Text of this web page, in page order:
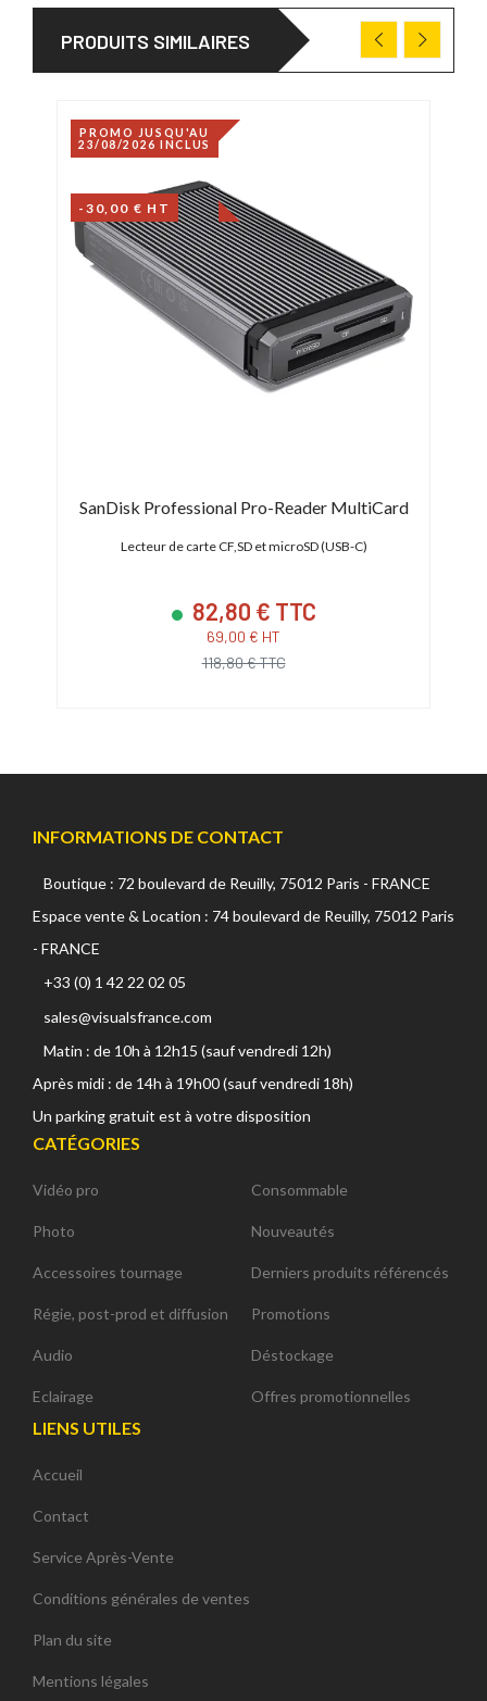
PRODUITS SIMILAIRES
PROMO JUSQU'AU
23/08/2026 INCLUS
-30,00 € HT
SanDisk Professional Pro-Reader MultiCard
Lecteur de carte CF,SD et microSD (USB-C)
82,80 € TTC
69,00 € HT
118,80 € TTC
INFORMATIONS DE CONTACT
Boutique : 72 boulevard de Reuilly, 75012 Paris - FRANCE
Espace vente & Location : 74 boulevard de Reuilly, 75012 Paris
- FRANCE
+33 (0) 1 42 22 02 05
sales@visualsfrance.com
Matin : de 10h à 12h15 (sauf vendredi 12h)
Après midi : de 14h à 19h00 (sauf vendredi 18h)
Un parking gratuit est à votre disposition
CATÉGORIES
Vidéo pro
Photo
Accessoires tournage
Régie, post-prod et diffusion
Audio
Eclairage
Consommable
Nouveautés
Derniers produits référencés
Promotions
Déstockage
Offres promotionnelles
LIENS UTILES
Accueil
Contact
Service Après-Vente
Conditions générales de ventes
Plan du site
Mentions légales